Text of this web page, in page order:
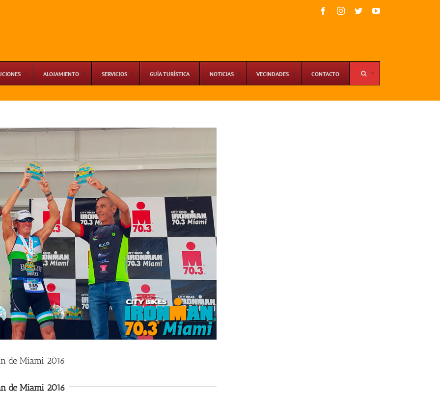
FacebookInstagram
TwitterYouTube
ALOJAMIENTO SERVICIOS GUÍA TURÍSTICA NOTICIAS VECINDADES CONTACTO
de Miami 2016
de Miami 2016